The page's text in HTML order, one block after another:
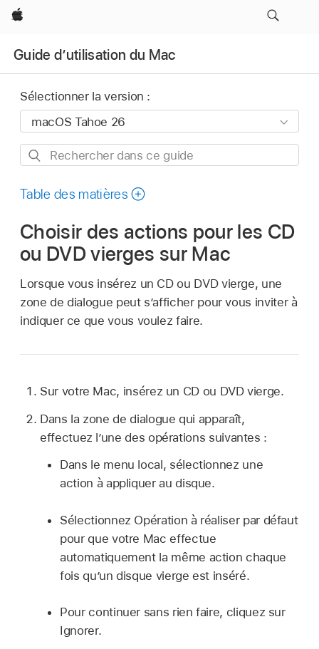
Apple
Guide d’utilisation du Mac
Sélectionner la version :
Rechercher
ce
Table des matières
Choisir des actions pour les CD
ou DVD vierges sur Mac
Lorsque vous insérez un CD ou DVD vierge, une
zone de dialogue peut s’afficher pour vous inviter à
indiquer ce que vous voulez faire.
Sur votre Mac, insérez un CD ou DVD vierge.
Dans la zone de dialogue qui apparaît,
effectuez l’une des opérations suivantes :
Dans le menu local, sélectionnez une
action à appliquer au disque.
Sélectionnez Opération à réaliser par défaut
pour que votre Mac effectue
automatiquement la même action chaque
fois qu’un disque vierge est inséré.
Pour continuer sans rien faire, cliquez sur
Ignorer.